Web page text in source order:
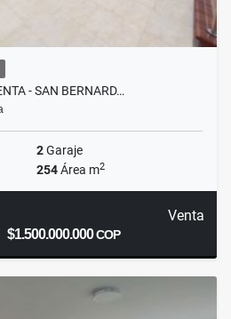
- SAN BERNARD…
2Garaje
254Área m2
Venta
$1.500.000.000COP